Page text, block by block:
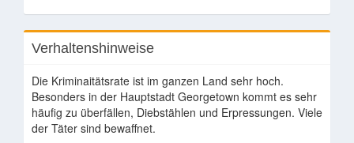
Verhaltenshinweise
Die Kriminaitätsrate ist im ganzen Land sehr hoch.
Besonders in der Hauptstadt Georgetown kommt es sehr
häufig zu überfällen, Diebstählen und Erpressungen. Viele
der Täter sind bewaffnet.